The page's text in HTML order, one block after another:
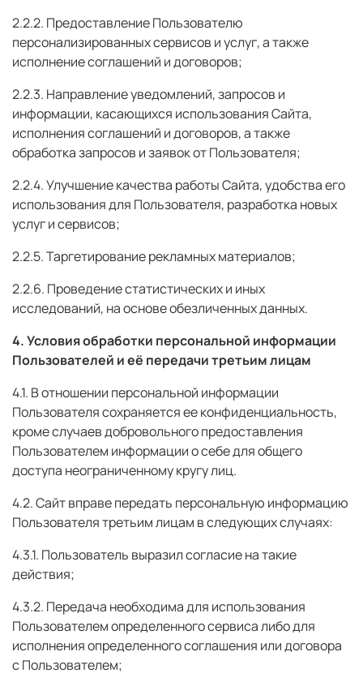
2.2.2. Предоставление Пользователю
персонализированных сервисов и услуг, а также
исполнение соглашений и договоров;
2.2.3. Направление уведомлений, запросов и
информации, касающихся использования Сайта,
исполнения соглашений и договоров, а также
обработка запросов и заявок от Пользователя;
2.2.4. Улучшение качества работы Сайта, удобства его
использования для Пользователя, разработка новых
услуг и сервисов;
2.2.5. Таргетирование рекламных материалов;
2.2.6. Проведение статистических и иных
исследований, на основе обезличенных данных.
4. Условия обработки персональной информации
Пользователей и её передачи третьим лицам
4.1. В отношении персональной информации
Пользователя сохраняется ее конфиденциальность,
кроме случаев добровольного предоставления
Пользователем информации о себе для общего
доступа неограниченному кругу лиц.
4.2. Сайт вправе передать персональную информацию
Пользователя третьим лицам в следующих случаях:
4.3.1. Пользователь выразил согласие на такие
действия;
4.3.2. Передача необходима для использования
Пользователем определенного сервиса либо для
исполнения определенного соглашения или договора
с Пользователем;